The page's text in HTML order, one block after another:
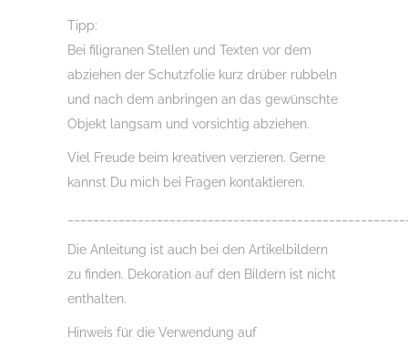
Tipp:
Bei filigranen Stellen und Texten vor dem
abziehen der Schutzfolie kurz drüber rubbeln
und nach dem anbringen an das gewünschte
Objekt langsam und vorsichtig abziehen.
Viel Freude beim kreativen verzieren. Gerne
kannst Du mich bei Fragen kontaktieren.
Die Anleitung ist auch bei den Artikelbildern
zu finden. Dekoration auf den Bildern ist nicht
enthalten.
Hinweis für die Verwendung auf